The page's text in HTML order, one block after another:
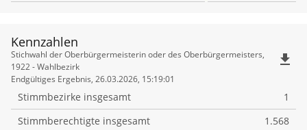
Kennzahlen
Kennzahlen
Stichwahl der Oberbürgermeisterin oder des Oberbürgermeisters,
1922 - Wahlbezirk
Endgültiges Ergebnis, 26.03.2026, 15:19:01
file_download
Stimmbezirke insgesamt
1
Stimmberechtigte insgesamt
1.568